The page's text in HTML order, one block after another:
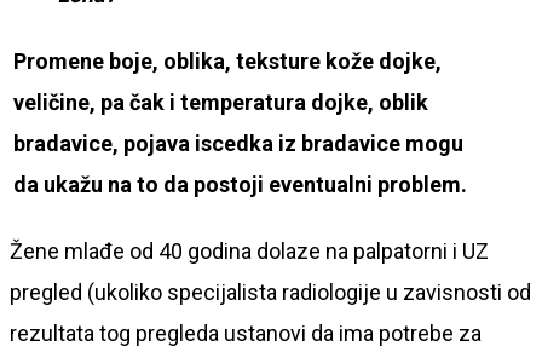
Promene boje, oblika, teksture kože dojke,
veličine, pa čak i temperatura dojke, oblik
bradavice, pojava iscedka iz bradavice mogu
da ukažu na to da postoji eventualni problem.
Žene mlađe od 40 godina dolaze na palpatorni i UZ
pregled (ukoliko specijalista radiologije u zavisnosti od
rezultata tog pregleda ustanovi da ima potrebe za